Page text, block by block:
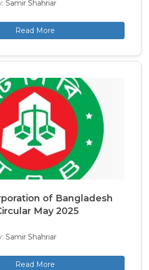
Samir Shahriar
Read More
of Bangladesh
May 2025
Samir Shahriar
Read More